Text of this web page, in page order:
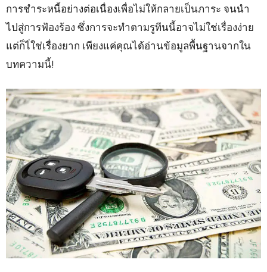
การชำระหนี้อย่างต่อเนื่องเพื่อไม่ให้กลายเป็นภาระ จนนำ
ไปสู่การฟ้องร้อง ซึ่งการจะทำตามรูทีนนี้อาจไม่ใช่เรื่องง่าย
แต่ก็ไ่ใช่เรื่องยาก เพียงแค่คุณได้อ่านข้อมูลพื้นฐานจากใน
บทความนี้!